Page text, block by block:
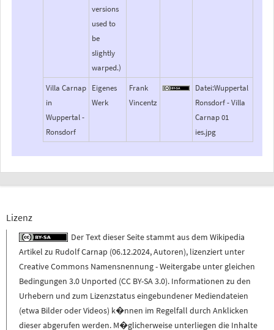
versions
used to
be
slightly
warped.)
Villa Carnap
in
Wuppertal -
Ronsdorf
Eigenes
Werk
Frank
Vincentz
Datei:Wuppertal
Ronsdorf - Villa
Carnap 01
ies.jpg
Lizenz
Der Text dieser Seite stammt aus dem Wikipedia
Artikel zu Rudolf Carnap (06.12.2024,Autoren), lizenziert unter
Creative Commons Namensnennung - Weitergabe unter gleichen
Bedingungen 3.0 Unported (CC BY-SA 3.0). Informationen zu den
Urhebern und zum Lizenzstatus eingebundener Mediendateien
(etwa Bilder oder Videos) k�nnen im Regelfall durch Anklicken
dieser abgerufen werden. M�glicherweise unterliegen die Inhalte